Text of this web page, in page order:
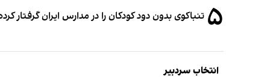
۵ تنباکوی بدون دود کودکان را در مدارس ایران گرفتار
انتخاب سردبیر